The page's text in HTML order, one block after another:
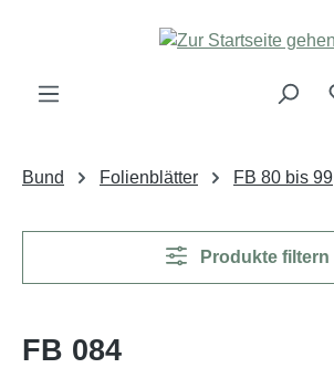
Zum Hauptinhalt springen
Bund Folienblätter FB 80 bis 99
Produkte filtern
FB 084